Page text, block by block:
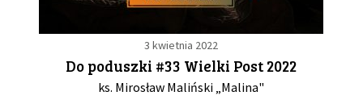
3 kwietnia 2022
Do poduszki #33 Wielki Post 2022
ks. Mirosław Maliński „Malina"